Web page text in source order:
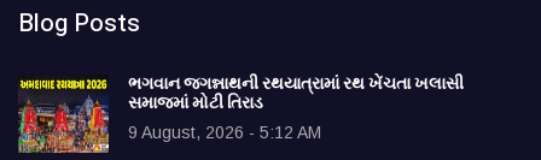
Blog Posts
ભગવાન જગન્નાથની રથયાત્રામાં રથ ખેંચતા ખલાસી
સમાજમાં મોટી તિરાડ
9 August, 2026 - 5:12 AM